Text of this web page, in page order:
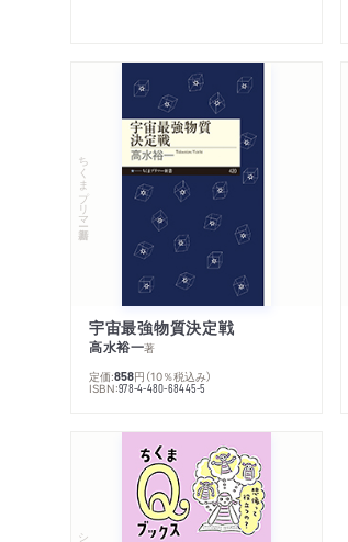
ちくまプリマー新書
宇宙最強物質決定戦
高水裕一著
定価:858円 （10％税込み）
ISBN:978-4-480-68445-5